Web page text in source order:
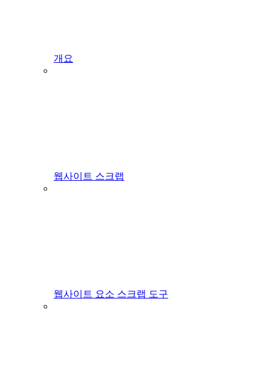
개요
웹사이트 스크랩
웹사이트 요소 스크랩 도구